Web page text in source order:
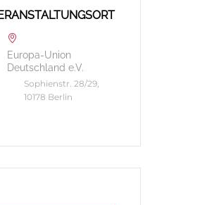
Europa-Union
Deutschland e.V.
Sophienstr. 28/29,
10178 Berlin